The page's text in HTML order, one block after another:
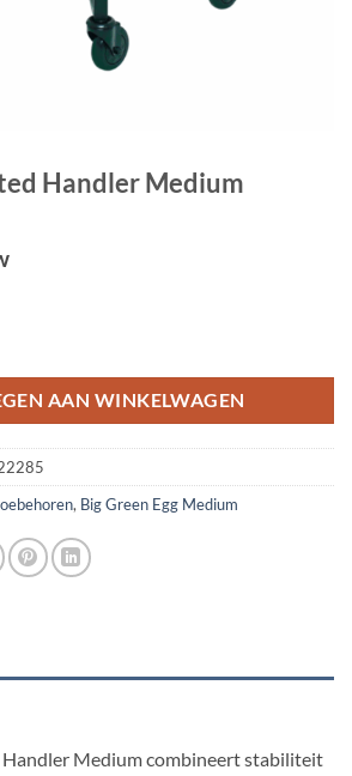
Handler Medium
AAN WINKELWAGEN
, Big Green Egg Medium
Medium combineert stabiliteit